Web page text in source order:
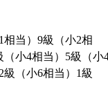
当）9級（小2相
小4相当）5級（小
（小6相当）1級